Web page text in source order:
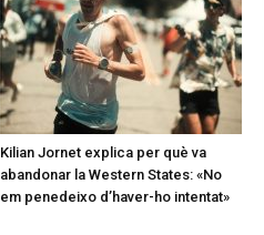
Kilian Jornet explica per què va
abandonar la Western States: «No
em penedeixo d’haver-ho intentat»